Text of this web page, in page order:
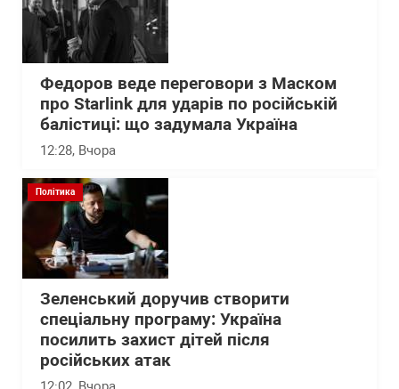
Федоров веде переговори з Маском
про Starlink для ударів по російській
балістиці: що задумала Україна
12:28, Вчора
Політика
Зеленський доручив створити
спеціальну програму: Україна
посилить захист дітей після
російських атак